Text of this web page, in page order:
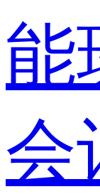
能
会